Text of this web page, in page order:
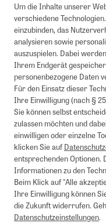
Um die Inhalte unserer
verschiedene
einzubinden, das
analysieren sowie
auszuspielen. Dabei
Ihrem Endgerät
personenbezogene Daten
Für den Einsatz dieser
Ihre Einwilligung (nach § 25
Sie können selbst
zulassen möchten und
einwilligen oder einzelne
klicken Sie auf
entsprechenden Optionen.
Informationen zu den
Beim Klick auf "Alle
Ihre Einwilligung können
die Zukunft widerrufen.
Datenschutzeinstellungen.